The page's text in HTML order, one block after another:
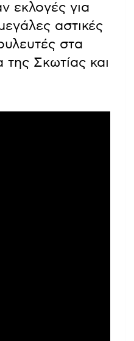
εκλογές για
αστικές
στα
της Σκωτίας και